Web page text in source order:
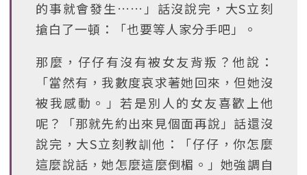
的事就會發生……」話沒說完，大S立刻
搶白了一頓：「也要等人家分手吧」。
那麼，仔仔有沒有被女友背叛？他說：
「當然有，我數度哀求著她回來，但她沒
被我感動。」若是別人的女友喜歡上他
呢？「那就先約出來見個面再說」話還沒
說完，大S立刻教訓他：「仔仔，你怎麼
這麼說話，她怎麼這麼倒楣。」她強調自